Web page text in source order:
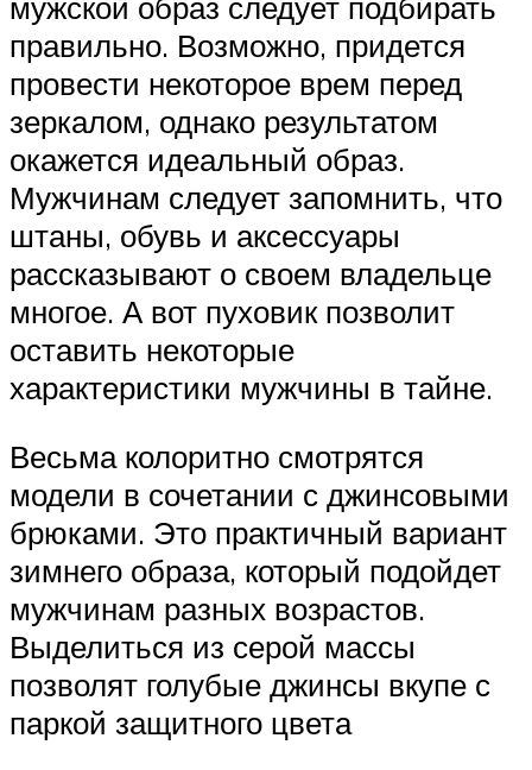
правильно. Возможно, придется
провести некоторое врем перед
зеркалом, однако результатом
окажется идеальный образ.
Мужчинам следует запомнить, что
штаны, обувь и аксессуары
рассказывают о своем владельце
многое. А вот пуховик позволит
оставить некоторые
характеристики мужчины в тайне.
Весьма колоритно смотрятся
модели в сочетании с джинсовыми
брюками. Это практичный вариант
зимнего образа, который подойдет
мужчинам разных возрастов.
Выделиться из серой массы
позволят голубые джинсы вкупе с
паркой защитного цвета